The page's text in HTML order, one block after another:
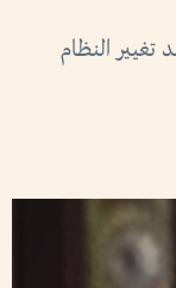
تغيير النظام